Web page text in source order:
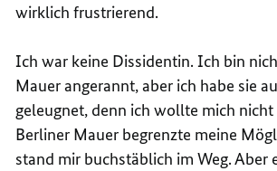
wirklich frustrierend.
Ich war keine Dissidentin. Ich bin
Mauer angerannt, aber ich habe sie
geleugnet, denn ich wollte mich nicht
Berliner Mauer begrenzte meine
stand mir buchstäblich im Weg. Aber